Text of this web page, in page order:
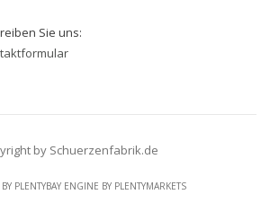
Sie uns:
by Schuerzenfabrik.de
PLENTYBAYENGINE BY PLENTYMARKETS